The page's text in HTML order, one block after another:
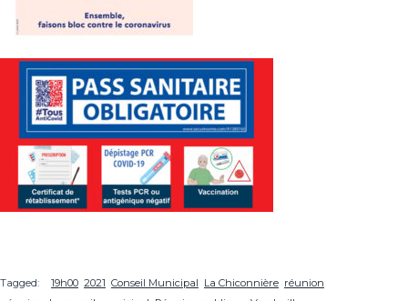
Tagged: 19h00 2021 Conseil Municipal La Chiconnière réunion